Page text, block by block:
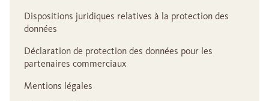
Dispositions juridiques relatives à la protection des
données
Déclaration de protection des données pour les
partenaires commerciaux
Mentions légales